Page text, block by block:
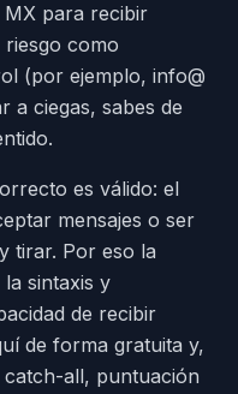
MX para recibir
riesgo como
(por ejemplo, info@
a ciegas, sabes de
es válido: el
mensajes o ser
tirar. Por eso la
sintaxis y
de recibir
de forma gratuita y,
catch-all, puntuación